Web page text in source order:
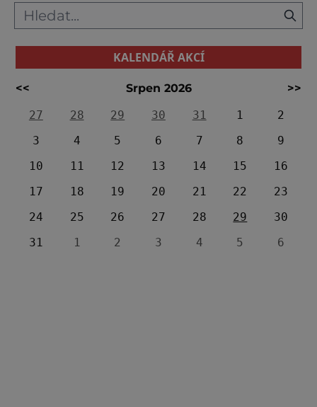
zčásti umělá –
KALENDÁŘ AKCÍ
<< Srpen 2026
>>
27
28 29 30 31 1
2
3
4 5 6 7 8
9
10
11 12 13 14 15
16
17
18 19 20 21 22
23
24
25 26 27 28 29
30
31
1 2 3 4 5 6